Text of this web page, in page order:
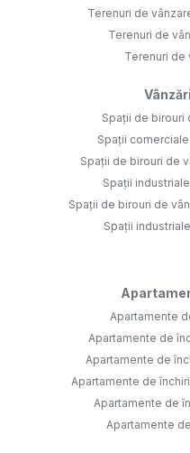
Terenuri de
Terenuri de
Terenuri de
Spații de birouri
Spații
Spații de birouri de
Spații
Spații de birouri de
Spații
Apartamente
Apartamente de
Apartamente de
Apartamente de
Apartamente de
Apartamente